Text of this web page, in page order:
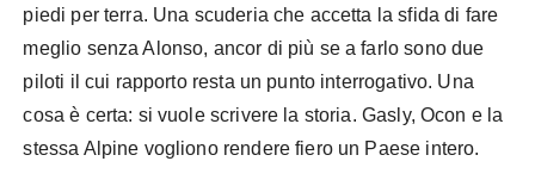
piedi per terra. Una scuderia che accetta la sfida di fare
meglio senza Alonso, ancor di più se a farlo sono due
piloti il cui rapporto resta un punto interrogativo. Una
cosa è certa: si vuole scrivere la storia. Gasly, Ocon e la
stessa Alpine vogliono rendere fiero un Paese intero.